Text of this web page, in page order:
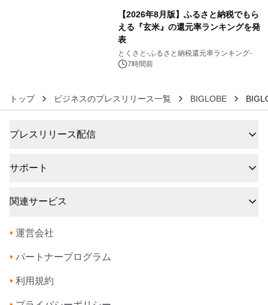
【2026年8月版】ふるさと納税でもら
える『玄米』の還元率ランキングを発
表
とくさと-ふるさと納税還元率ランキング-
7時間前
トップ ビジネスのプレスリリース一覧 BIGLOBE
プレスリリース配信
サポート
関連サービス
• 運営会社
• パートナープログラム
• 利用規約